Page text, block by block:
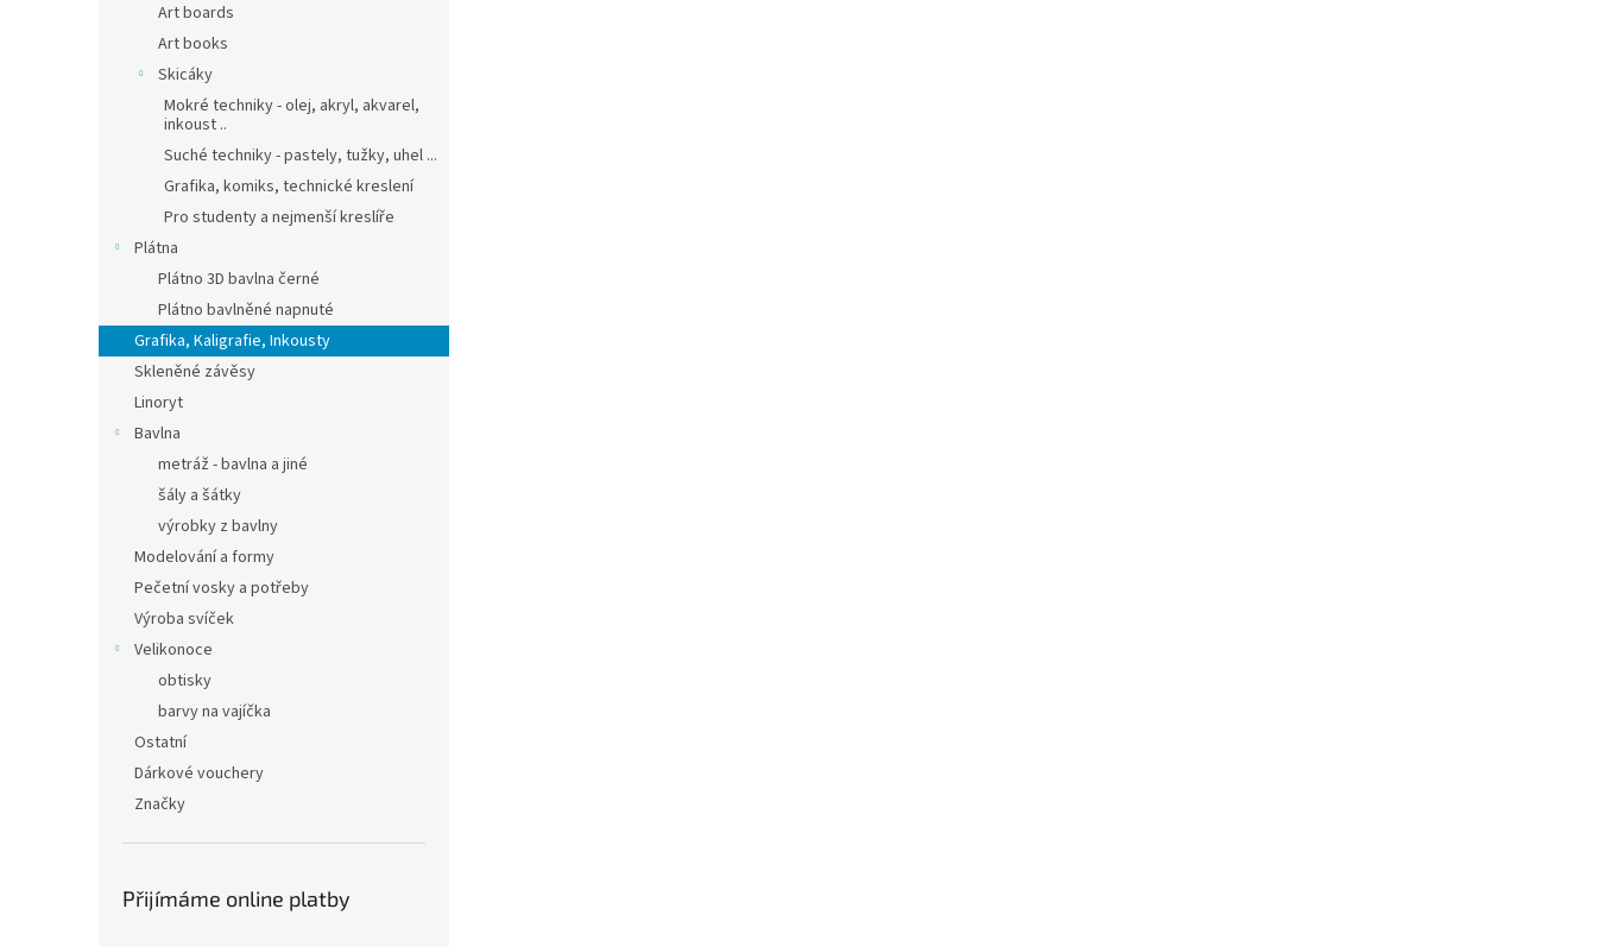
Art boards
Art books
Skicáky
Mokré techniky - olej, akryl, akvarel,
inkoust ..
Suché techniky - pastely, tužky, uhel ...
Grafika, komiks, technické kreslení
Pro studenty a nejmenší kreslíře
Plátna
Plátno 3D bavlna černé
Plátno bavlněné napnuté
Grafika, Kaligrafie, Inkousty
Skleněné závěsy
Linoryt
Bavlna
metráž - bavlna a jiné
šály a šátky
výrobky z bavlny
Modelování a formy
Pečetní vosky a potřeby
Výroba svíček
Velikonoce
obtisky
barvy na vajíčka
Ostatní
Dárkové vouchery
Značky
Přijímáme online platby